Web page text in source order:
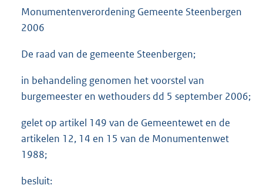
Monumentenverordening Gemeente Steenbergen
2006
De raad van de gemeente Steenbergen;
in behandeling genomen het voorstel van
burgemeester en wethouders dd 5 september 2006;
gelet op artikel 149 van de Gemeentewet en de
artikelen 12, 14 en 15 van de Monumentenwet
1988;
besluit: